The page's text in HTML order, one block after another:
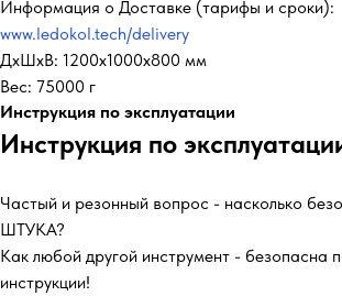
Информация о Доставке (тарифы и сроки):
www.ledokol.tech/delivery
ДxШxВ: 1200x1000x800 мм
Вес: 75000 г
Инструкция по эксплуатации
Инструкция по
Частый и резонный вопрос - насколько
ШТУКА?
Как любой другой инструмент - безопасна
инструкции!